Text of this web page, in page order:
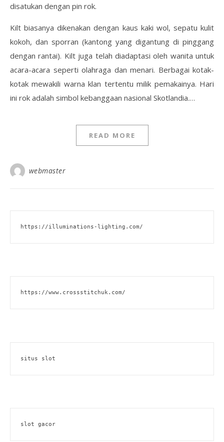
disatukan dengan pin rok.
Kilt biasanya dikenakan dengan kaus kaki wol, sepatu kulit
kokoh, dan sporran (kantong yang digantung di pinggang
dengan rantai). Kilt juga telah diadaptasi oleh wanita untuk
acara-acara seperti olahraga dan menari. Berbagai kotak-
kotak mewakili warna klan tertentu milik pemakainya. Hari
ini rok adalah simbol kebanggaan nasional Skotlandia.…
READ MORE
webmaster
https://illuminations-lighting.com/
https://www.crossstitchuk.com/
situs slot
slot gacor